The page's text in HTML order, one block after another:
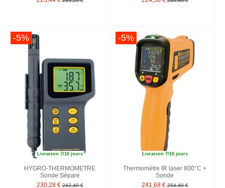
-5%
Livraison 7/10 jours
HYGRO-THERMOMETRE
Sonde Séparé
230,28 € 242,40 €
-5%
Livraison 7/10 jours
Thermomètre IR laser 800°C +
Sonde
241,68 € 254,40 €